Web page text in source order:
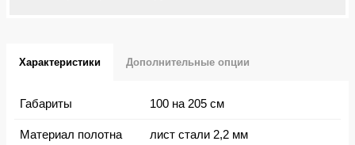
Характеристики Дополнительные опции
Габариты 100 на 205 см
Материал полотна лист стали 2,2 мм